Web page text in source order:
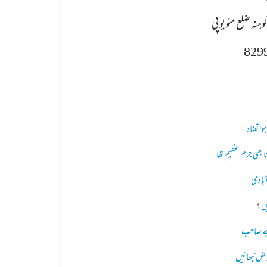
ضلع مئو یو پی
جرم عظیم تھا
صاحب
نبھائیں